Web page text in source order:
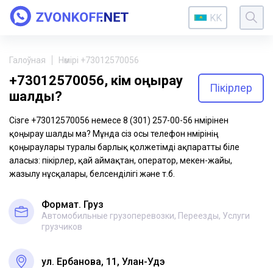
KK
Галоўная Нөмірі +73012570056
+73012570056, кім қоңырау
шалды?
Пікірлер
Сізге +73012570056 немесе 8 (301) 257-00-56 нөмірінен
қоңырау шалды ма? Мұнда сіз осы телефон нөмірінің
қоңыраулары туралы барлық қолжетімді ақпаратты біле
аласыз: пікірлер, қай аймақтан, оператор, мекен-жайы,
жазылу нұсқалары, белсенділігі және т.б.
Формат. Груз
Автомобильные грузоперевозки, Переезды, Услуги
грузчиков
ул. Ербанова, 11, Улан-Удэ